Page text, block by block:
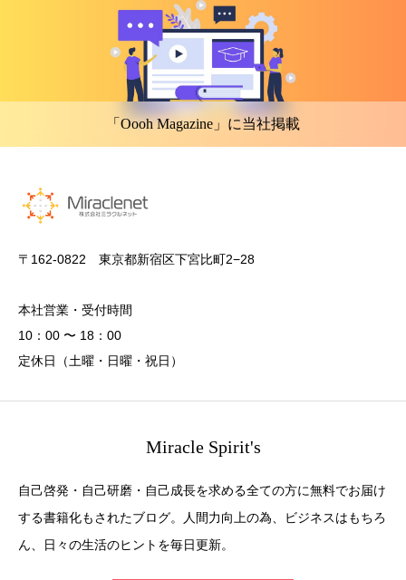
「Oooh Magazine」に当社掲載
〒162-0822 東京都新宿区下宮比町2−28
本社営業・受付時間
10：00 〜 18：00
定休日（土曜・日曜・祝日）
Miracle Spirit's
自己啓発・自己研磨・自己成長を求める全ての方に無料でお届け
する書籍化もされたブログ。人間力向上の為、ビジネスはもちろ
ん、日々の生活のヒントを毎日更新。